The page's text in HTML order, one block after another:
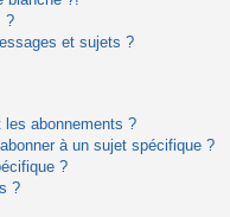
?
et sujets ?
abonnements ?
à un sujet spécifique ?
?
?